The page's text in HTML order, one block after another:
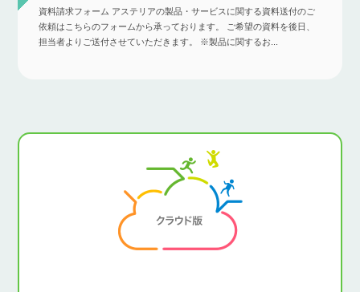
資料請求フォーム アステリアの製品・サービスに関する資料送付のご
依頼はこちらのフォームから承っております。 ご希望の資料を後日、
担当者よりご送付させていただきます。 ※製品に関するお...